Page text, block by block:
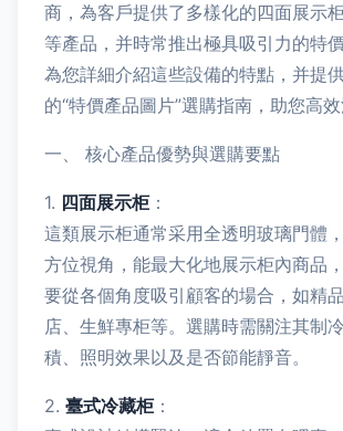
商，為客戶提供了多樣化的四面展示
等產品，并時常推出極具吸引力的特
為您詳細介紹這些設備的特點，并提
的“特價產品圖片”選購指南，助您高效
一、 核心產品優勢與選購要點
1. 四面展示柜：
這類展示柜通常采用全透明玻璃門體
方位視角，能最大化地展示柜內商品
要從各個角度吸引顧客的場合，如精
店、生鮮專柜等。選購時需關注其制
積、照明效果以及是否節能靜音。
2. 臺式冷藏柜：